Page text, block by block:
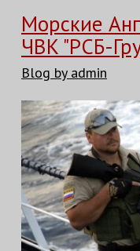
Морские
ЧВК "РСБ-
Blog by admin